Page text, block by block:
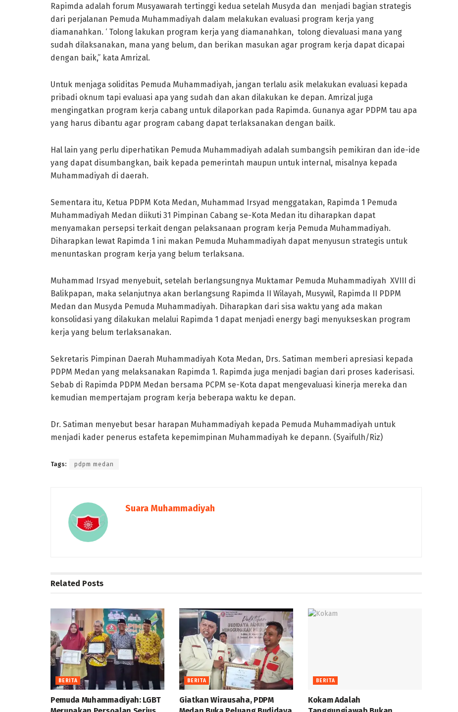
Rapimda adalah forum Musyawarah tertinggi kedua setelah Musyda dan menjadi bagian strategis
dari perjalanan Pemuda Muhammadiyah dalam melakukan evaluasi program kerja yang
diamanahkan. ‘ Tolong lakukan program kerja yang diamanahkan, tolong dievaluasi mana yang
sudah dilaksanakan, mana yang belum, dan berikan masukan agar program kerja dapat dicapai
dengan baik,” kata Amrizal.
Untuk menjaga soliditas Pemuda Muhammadiyah, jangan terlalu asik melakukan evaluasi kepada
pribadi oknum tapi evaluasi apa yang sudah dan akan dilakukan ke depan. Amrizal juga
mengingatkan program kerja cabang untuk dilaporkan pada Rapimda. Gunanya agar PDPM tau apa
yang harus dibantu agar program cabang dapat terlaksanakan dengan bailk.
Hal lain yang perlu diperhatikan Pemuda Muhammadiyah adalah sumbangsih pemikiran dan ide-ide
yang dapat disumbangkan, baik kepada pemerintah maupun untuk internal, misalnya kepada
Muhammadiyah di daerah.
Sementara itu, Ketua PDPM Kota Medan, Muhammad Irsyad menggatakan, Rapimda 1 Pemuda
Muhammadiyah Medan diikuti 31 Pimpinan Cabang se-Kota Medan itu diharapkan dapat
menyamakan persepsi terkait dengan pelaksanaan program kerja Pemuda Muhammadiyah.
Diharapkan lewat Rapimda 1 ini makan Pemuda Muhammadiyah dapat menyusun strategis untuk
menuntaskan program kerja yang belum terlaksana.
Muhammad Irsyad menyebuit, setelah berlangsungnya Muktamar Pemuda Muhammadiyah XVIII di
Balikpapan, maka selanjutnya akan berlangsung Rapimda II Wilayah, Musywil, Rapimda II PDPM
Medan dan Musyda Pemuda Muhammadiyah. Diharapkan dari sisa waktu yang ada makan
konsolidasi yang dilakukan melalui Rapimda 1 dapat menjadi energy bagi menyukseskan program
kerja yang belum terlaksanakan.
Sekretaris Pimpinan Daerah Muhammadiyah Kota Medan, Drs. Satiman memberi apresiasi kepada
PDPM Medan yang melaksanakan Rapimda 1. Rapimda juga menjadi bagian dari proses kaderisasi.
Sebab di Rapimda PDPM Medan bersama PCPM se-Kota dapat mengevaluasi kinerja mereka dan
kemudian mempertajam program kerja beberapa waktu ke depan.
Dr. Satiman menyebut besar harapan Muhammadiyah kepada Pemuda Muhammadiyah untuk
menjadi kader penerus estafeta kepemimpinan Muhammadiyah ke depann. (Syaifulh/Riz)
Tags: pdpm medan
Suara Muhammadiyah
Related Posts
BERITA
Pemuda Muhammadiyah: LGBT
BERITA
Giatkan Wirausaha, PDPM
BERITA
Kokam Adalah